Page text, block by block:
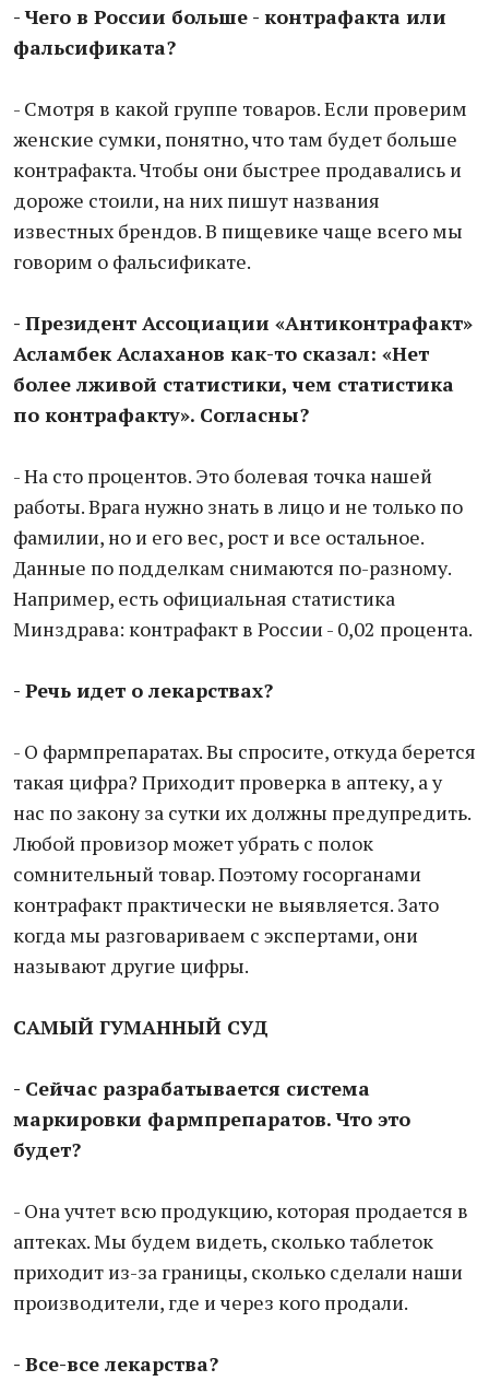
- Чего в России больше - контрафакта или
фальсификата?
- Смотря в какой группе товаров. Если проверим
женские сумки, понятно, что там будет больше
контрафакта. Чтобы они быстрее продавались и
дороже стоили, на них пишут названия
известных брендов. В пищевике чаще всего мы
говорим о фальсификате.
- Президент Ассоциации «Антиконтрафакт»
Асламбек Аслаханов как-то сказал: «Нет
более лживой статистики, чем статистика
по контрафакту». Согласны?
- На сто процентов. Это болевая точка нашей
работы. Врага нужно знать в лицо и не только по
фамилии, но и его вес, рост и все остальное.
Данные по подделкам снимаются по-разному.
Например, есть официальная статистика
Минздрава: контрафакт в России - 0,02 процента.
- Речь идет о лекарствах?
- О фармпрепаратах. Вы спросите, откуда берется
такая цифра? Приходит проверка в аптеку, а у
нас по закону за сутки их должны предупредить.
Любой провизор может убрать с полок
сомнительный товар. Поэтому госорганами
контрафакт практически не выявляется. Зато
когда мы разговариваем с экспертами, они
называют другие цифры.
САМЫЙ ГУМАННЫЙ СУД
- Сейчас разрабатывается система
маркировки фармпрепаратов. Что это
будет?
- Она учтет всю продукцию, которая продается в
аптеках. Мы будем видеть, сколько таблеток
приходит из-за границы, сколько сделали наши
производители, где и через кого продали.
- Все-все лекарства?